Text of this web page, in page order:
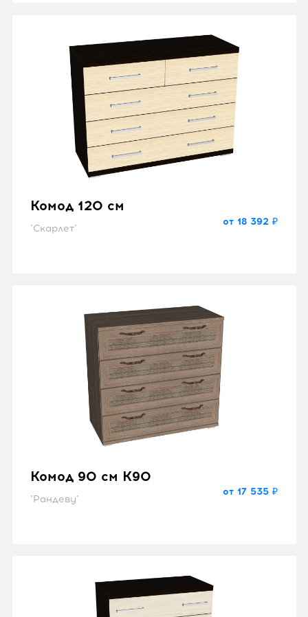
Комод 120 см
"Скарлет"
от 18 392 ₽
Комод 90 см K90
"Рандеву"
от 17 535 ₽